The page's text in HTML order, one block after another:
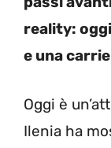
reality:
e una
Oggi è
Ilenia ha